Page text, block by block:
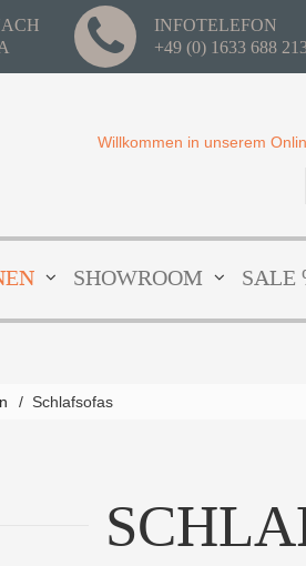
INFOTELEFON
+49 (0) 1633 688
Willkommen in unserem
SHOWROOM SALE
/ Schlafsofas